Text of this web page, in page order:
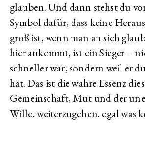
glauben. Und dann stehst du
Symbol dafür, dass keine
groß ist, wenn man an sich
hier ankommt, ist ein Sieger –
schneller war, sondern weil er
hat. Das ist die wahre Essenz
Gemeinschaft, Mut und der
Wille, weiterzugehen, egal was